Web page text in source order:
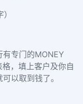
专门的MONEY
，填上客户及你自
以取到钱了。